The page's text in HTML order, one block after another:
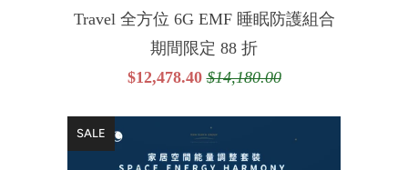
Travel 全方位 6G EMF 睡眠防護組合
期間限定 88 折
$12,478.40 $14,180.00
SALE